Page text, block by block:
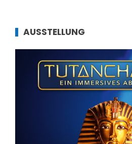
AUSSTELLUNG